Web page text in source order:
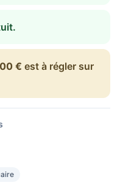
€ est à régler sur